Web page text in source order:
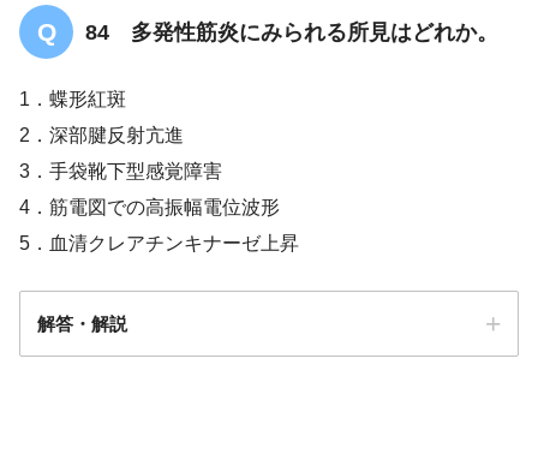
84 多発性筋炎にみられる所見はどれか。
1．蝶形紅斑
2．深部腱反射亢進
3．手袋靴下型感覚障害
4．筋電図での高振幅電位波形
5．血清クレアチンキナーゼ上昇
解答・解説